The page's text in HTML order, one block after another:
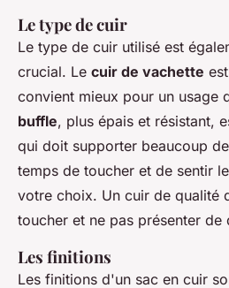
Le type de cuir
Le type de cuir utilisé est
crucial. Le cuir de vachette
convient mieux pour un usage
buffle, plus épais et résistant,
qui doit supporter beaucoup
temps de toucher et de sentir
votre choix. Un cuir de qualité
toucher et ne pas présenter de
Les finitions
Les finitions d'un sac en cuir